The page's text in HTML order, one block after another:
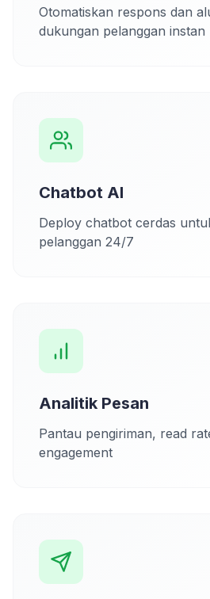
Otomatiskan respons dan
dukungan pelanggan instan
Chatbot AI
Deploy chatbot cerdas
pelanggan 24/7
Analitik Pesan
Pantau pengiriman, read
engagement